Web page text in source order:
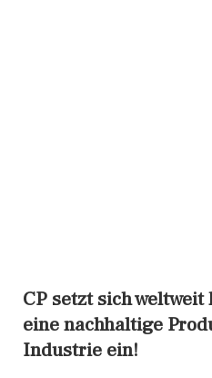
Schweizer Pumpen-
technologischen
CP setzt sich
eine nachhaltige
Industrie ein!
Hochsichere
Schweizer Qualität
Leckagefreie
für schwierige